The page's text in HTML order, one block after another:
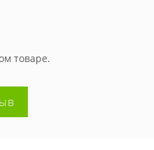
товаре.